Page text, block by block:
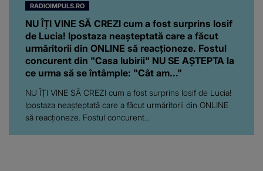
RADIOIMPULS.RO
NU ÎȚI VINE SĂ CREZI cum a fost surprins Iosif
de Lucia! Ipostaza neașteptată care a făcut
urmăritorii din ONLINE să reacționeze. Fostul
concurent din "Casa Iubirii" NU SE AȘTEPTA la
ce urma să se întâmple: "Cât am..."
NU ÎȚI VINE SĂ CREZI cum a fost surprins Iosif de Lucia!
Ipostaza neașteptată care a făcut urmăritorii din ONLINE
să reacționeze. Fostul concurent...